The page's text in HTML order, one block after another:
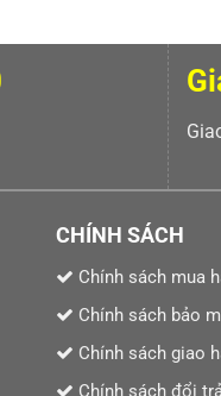
CHÍNH SÁCH
Chính sách mua
Chính sách bảo
Chính sách giao
Chính sách đổi